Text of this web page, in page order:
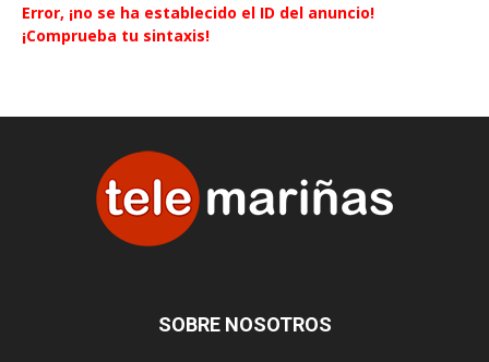
Error, ¡no se ha establecido el ID del anuncio!
¡Comprueba tu sintaxis!
SOBRE NOSOTROS